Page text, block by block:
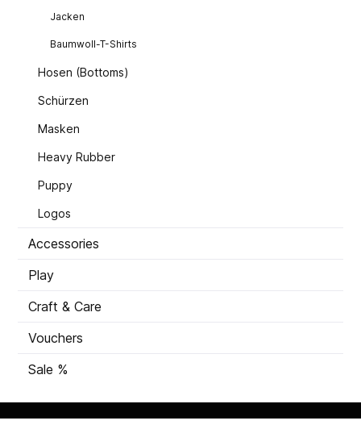
Jacken
Baumwoll-T-Shirts
Hosen (Bottoms)
Schürzen
Masken
Heavy Rubber
Puppy
Logos
Accessories
Play
Craft & Care
Vouchers
Sale %